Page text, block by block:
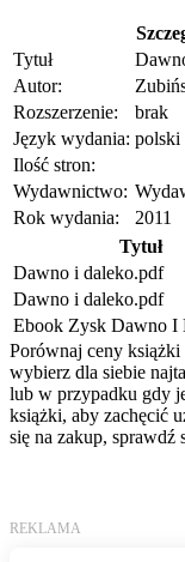
Tytuł
Autor:
Rozszerzenie:
brak
Język wydania: polski
Ilość stron:
Wydawnictwo:
Rok wydania:
2011
Tytuł
Dawno i daleko.pdf
Dawno i daleko.pdf
Ebook Zysk Dawno I
Porównaj ceny
wybierz dla siebie
lub w przypadku gdy
książki, aby zachęcić
się na zakup, sprawdź